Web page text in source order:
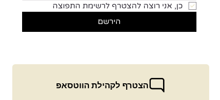
כן, אני רוצה להצטרף לרשימת התפוצה
הירשם
הצטרף לקהילת הווטסאפ